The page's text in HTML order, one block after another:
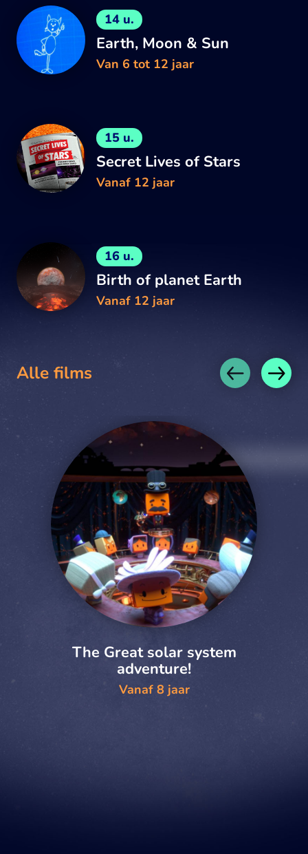
14 u.
Earth, Moon & Sun
Van 6 tot 12 jaar
15 u.
Secret Lives of Stars
Vanaf 12 jaar
16 u.
Birth of planet Earth
Vanaf 12 jaar
Alle films
The Great solar system
adventure!
Vanaf 8 jaar